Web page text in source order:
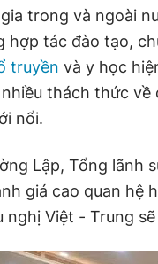
trong và ngoài
hợp tác đào tạo,
truyền và y học
thách thức về
nổi.
Lập, Tổng lãnh
giá cao quan hệ
nghị Việt - Trung